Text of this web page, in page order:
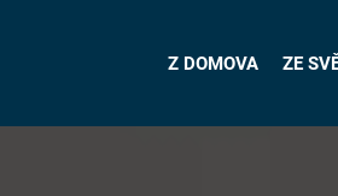
Z DOMOVA ZE